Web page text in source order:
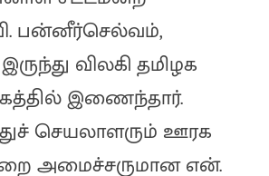
பன்னீர்செல்வம்,
விலகி தமிழக
இணைந்தார்.
செயலாளரும் ஊரக
அமைச்சருமான என்.